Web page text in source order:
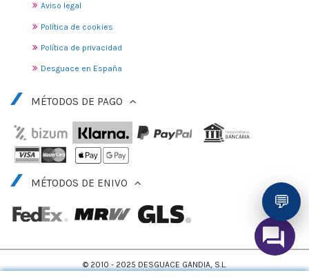
Aviso legal
Política de cookies
Política de privacidad
Desguace en España
MÉTODOS DE PAGO
MÉTODOS DE ENIVO
💬
© 2010 - 2025 DESGUACE GANDIA, S.L.